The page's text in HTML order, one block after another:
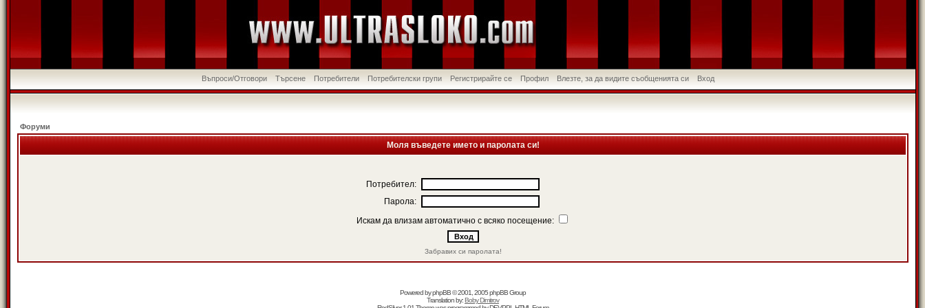
Въпроси/Отговори Търсене Потребители Потребителски групи Регистрирайте се Профил Влезте, за да видите съобщенията си Вход
Форуми
Моля въведете името и паролата си!
Потребител:
Парола:
Искам да влизам автоматично с всяко посещение:
Забравих си паролата!
Powered byphpBB© 2001, 2005 phpBB Group
Translation by:Boby Dimitrov